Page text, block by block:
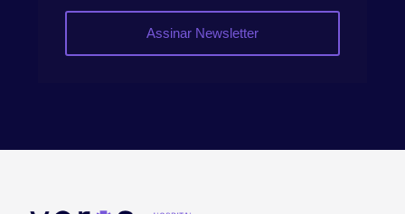
Assinar Newsletter